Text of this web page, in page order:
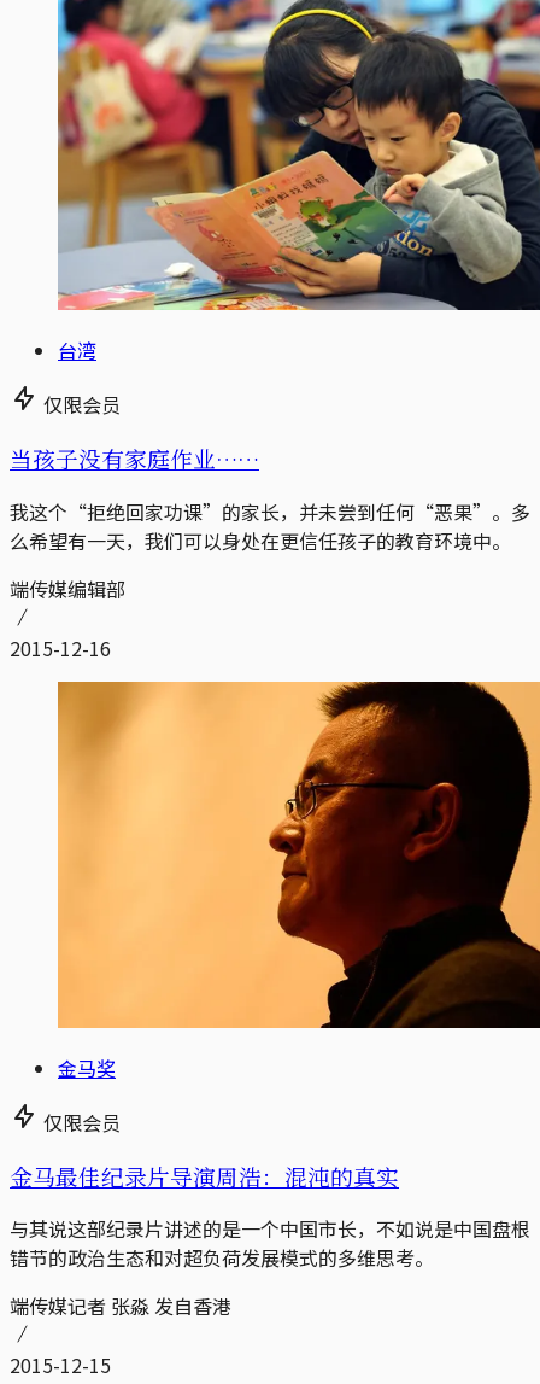
台湾
仅限会员
当孩子没有家庭作业……
我这个“拒绝回家功课”的家长，并未尝到任何“恶果”。多
么希望有一天，我们可以身处在更信任孩子的教育环境中。
端传媒编辑部
2015-12-16
金马奖
仅限会员
金马最佳纪录片导演周浩：混沌的真实
与其说这部纪录片讲述的是一个中国市长，不如说是中国盘根
错节的政治生态和对超负荷发展模式的多维思考。
端传媒记者 张淼 发自香港
2015-12-15